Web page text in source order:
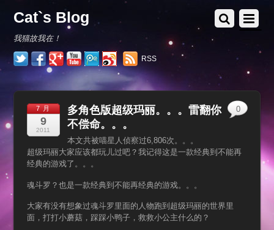
Cat`s Blog
我猫故我在！
RSS
7 月
9
2011
多角色版超级玛丽。。。雷翻你
不偿命。。。
本文共被喵星人侦察过6,806次。。。
超级玛丽大家应该都玩儿过吧？我记得这是一款经典到不能再
经典的游戏了。。。
魂斗罗？也是一款经典到不能再经典的游戏。。。
大家有没有想象过魂斗罗里面的人物跑到超级玛丽的世界里
面，打打小蘑菇，踩踩小鸭子，救救小公主什么的？
0